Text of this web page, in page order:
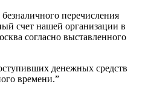
перечисления
счет нашей организации в
согласно выставленного
денежных средств
времени.”